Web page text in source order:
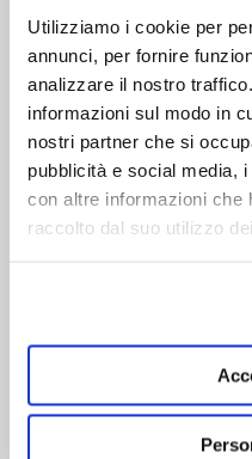
Utilizziamo i cookie per
annunci, per fornire
analizzare il nostro
informazioni sul modo in
nostri partner che si
pubblicità e social media,
con altre informazioni che
raccolto dal suo utilizzo